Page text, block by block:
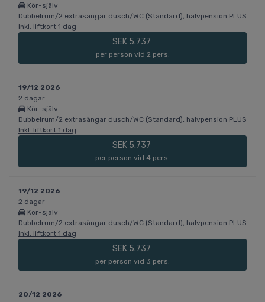
Kör-själv
Dubbelrum/2 extrasängar dusch/WC (Standard), halvpension PLUS
Inkl. liftkort 1 dag
SEK 5.737
per person vid 2 pers.
19/12 2026
2 dagar
Kör-själv
Dubbelrum/2 extrasängar dusch/WC (Standard), halvpension PLUS
Inkl. liftkort 1 dag
SEK 5.737
per person vid 4 pers.
19/12 2026
2 dagar
Kör-själv
Dubbelrum/2 extrasängar dusch/WC (Standard), halvpension PLUS
Inkl. liftkort 1 dag
SEK 5.737
per person vid 3 pers.
20/12 2026